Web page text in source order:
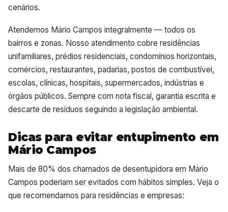
cenários.
Atendemos Mário Campos integralmente — todos os
bairros e zonas. Nosso atendimento cobre residências
unifamiliares, prédios residenciais, condomínios horizontais,
comércios, restaurantes, padarias, postos de combustível,
escolas, clínicas, hospitais, supermercados, indústrias e
órgãos públicos. Sempre com nota fiscal, garantia escrita e
descarte de resíduos seguindo a legislação ambiental.
Dicas para evitar entupimento em
Mário Campos
Mais de 80% dos chamados de desentupidora em Mário
Campos poderiam ser evitados com hábitos simples. Veja o
que recomendamos para residências e empresas: